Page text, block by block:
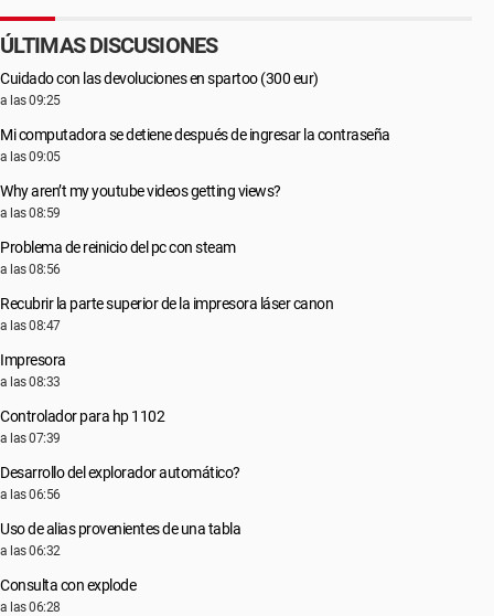
ÚLTIMAS DISCUSIONES
Cuidado con las devoluciones en spartoo (300 eur)
a las 09:25
Mi computadora se detiene después de ingresar la contraseña
a las 09:05
Why aren’t my youtube videos getting views?
a las 08:59
Problema de reinicio del pc con steam
a las 08:56
Recubrir la parte superior de la impresora láser canon
a las 08:47
Impresora
a las 08:33
Controlador para hp 1102
a las 07:39
Desarrollo del explorador automático?
a las 06:56
Uso de alias provenientes de una tabla
a las 06:32
Consulta con explode
a las 06:28